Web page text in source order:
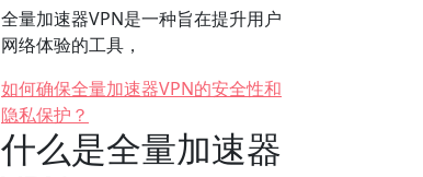
全量加速器VPN是一种旨在提升用户
网络体验的工具，
如何确保全量加速器VPN的安全性和
隐私保护？
什么是全量加速器